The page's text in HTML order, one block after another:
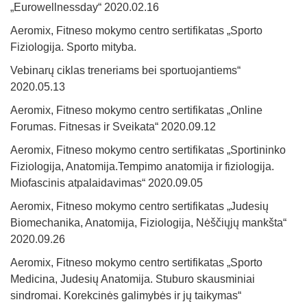
„Eurowellnessday“ 2020.02.16
Aeromix, Fitneso mokymo centro sertifikatas „Sporto
Fiziologija. Sporto mityba.
Vebinarų ciklas treneriams bei sportuojantiems“
2020.05.13
Aeromix, Fitneso mokymo centro sertifikatas „Online
Forumas. Fitnesas ir Sveikata“ 2020.09.12
Aeromix, Fitneso mokymo centro sertifikatas „Sportininko
Fiziologija, Anatomija.Tempimo anatomija ir fiziologija.
Miofascinis atpalaidavimas“ 2020.09.05
Aeromix, Fitneso mokymo centro sertifikatas „Judesių
Biomechanika, Anatomija, Fiziologija, Nėščiųjų mankšta“
2020.09.26
Aeromix, Fitneso mokymo centro sertifikatas „Sporto
Medicina, Judesių Anatomija. Stuburo skausminiai
sindromai. Korekcinės galimybės ir jų taikymas“